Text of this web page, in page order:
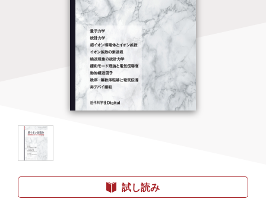
試し読み